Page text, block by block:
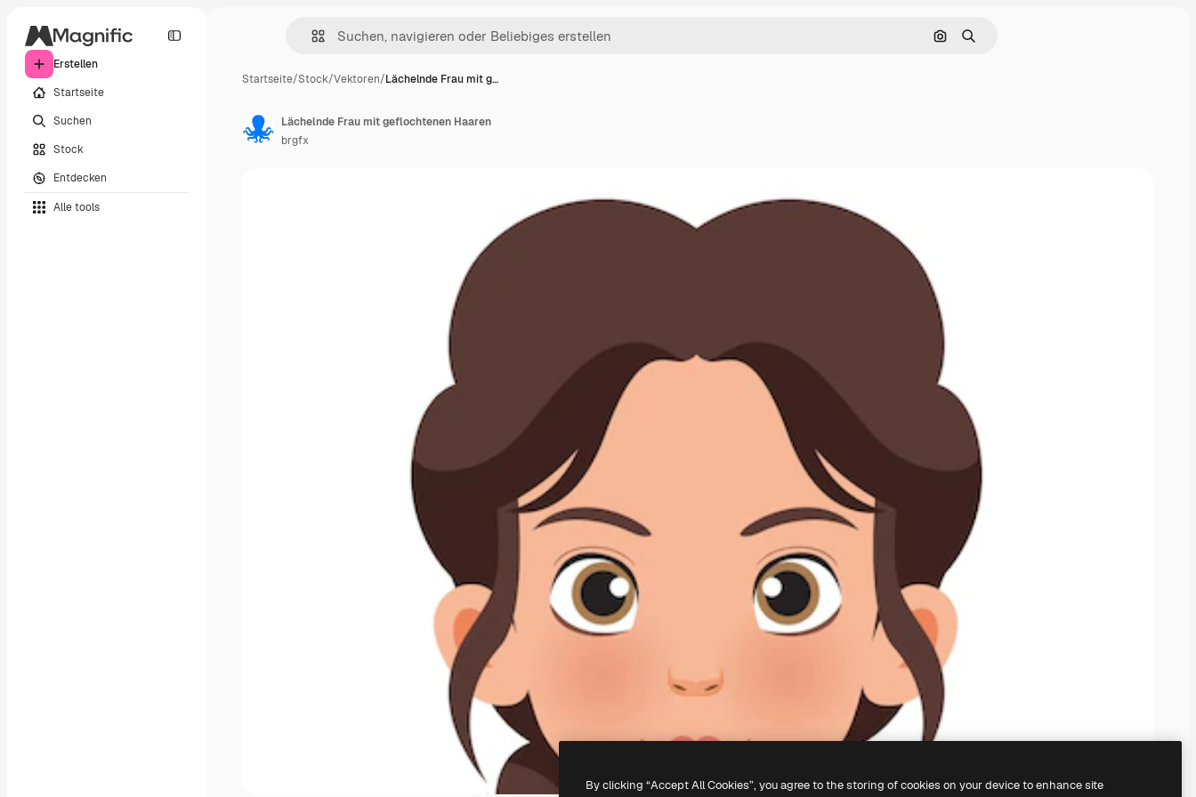
Erstellen
Startseite
Suchen
Stock
Entdecken
Alle tools
Nach Bild suchen
Suchen
Startseite/Stock/Vektoren/Lächelnde Frau mit g…
Lächelnde Frau mit geflochtenen Haaren
brgfx
By clicking “Accept All Cookies”, you agree to the storing of cookies on your device to enhance site